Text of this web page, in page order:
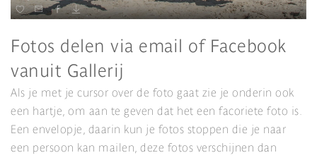
Fotos delen via email of Facebook
vanuit Gallerij
Als je met je cursor over de foto gaat zie je onderin ook
een hartje, om aan te geven dat het een facoriete foto is.
Een envelopje, daarin kun je fotos stoppen die je naar
een persoon kan mailen, deze fotos verschijnen dan